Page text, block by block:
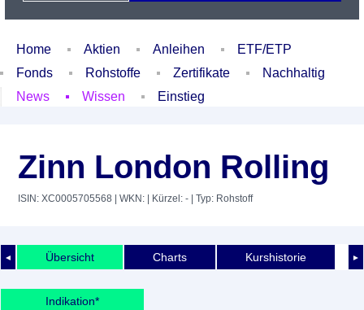
Home Aktien Anleihen
ETF/ETP
Fonds
Rohstoffe Zertifikate
Nachhaltig
News
Wissen Einstieg
Zinn London Rolling
ISIN: XC0005705568 | WKN: | Kürzel: - | Typ: Rohstoff
◄ ►
Übersicht Charts Kurshistorie
Indikation*